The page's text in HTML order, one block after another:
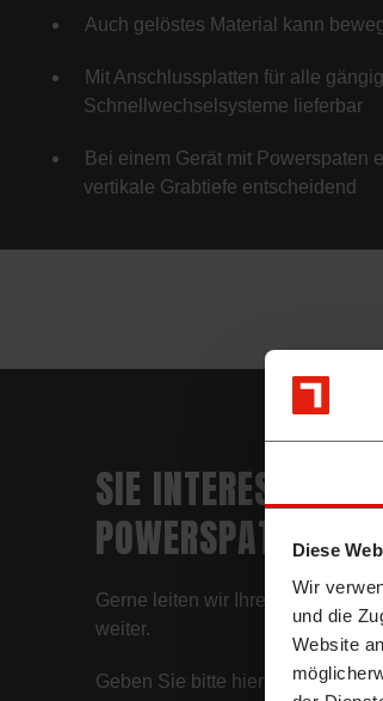
Diese
Wir
und die
Website
Auch gelöstes Material kann
Mit Anschlussplatten für alle
Schnellwechselsysteme lieferbar
Bei einem Gerät mit Powerspaten
vertikale Grabtiefe entscheidend
SIE
POWERSPATEN ?
Gerne leiten wir Ihre Anfrage an
weiter.
Geben Sie bitte hier Ihre Daten